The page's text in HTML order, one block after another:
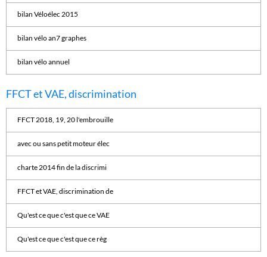
bilan Véloélec 2015
bilan vélo an7 graphes
bilan vélo annuel
FFCT et VAE, discrimination
FFCT 2018, 19, 20 l'embrouille
avec ou sans petit moteur élec
charte 2014 fin de la discrimi
FFCT et VAE, discrimination de
Qu'est ce que c'est que ce VAE
Qu'est ce que c'est que ce règ